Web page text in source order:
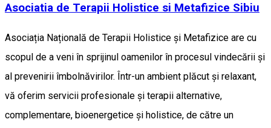
Asociatia de Terapii Holistice si Metafizice Sibiu
Asociația Națională de Terapii Holistice și Metafizice are cu
scopul de a veni în sprijinul oamenilor în procesul vindecării și
al prevenirii îmbolnăvirilor. Într-un ambient plăcut și relaxant,
vă oferim servicii profesionale și terapii alternative,
complementare, bioenergetice și holistice, de către un